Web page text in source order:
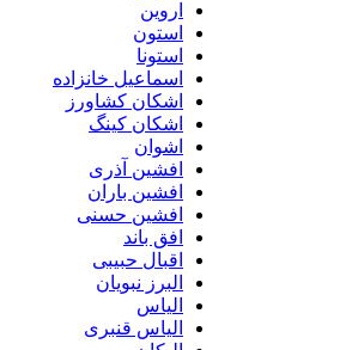
اسماعیل خانزاده
اشکان کشاورز
اشکان کینگ
افشین آذری
افشین باران
افشین حسنی
افق باند
اقبال حبیبی
البرز نبویان
الیاس قنبرى